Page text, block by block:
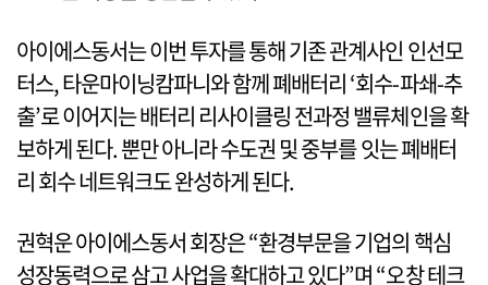
아이에스동서는 이번 투자를 통해 기존 관계사인 인선모
터스, 타운마이닝캄파니와 함께 폐배터리 ‘회수-파쇄-추
출’로 이어지는 배터리 리사이클링 전과정 밸류체인을 확
보하게 된다. 뿐만 아니라 수도권 및 중부를 잇는 폐배터
리 회수 네트워크도 완성하게 된다.
권혁운 아이에스동서 회장은 “환경부문을 기업의 핵심
성장동력으로 삼고 사업을 확대하고 있다”며 “오창 테크